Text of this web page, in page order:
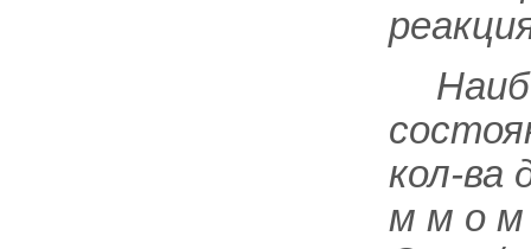
кол-ва
м м о м